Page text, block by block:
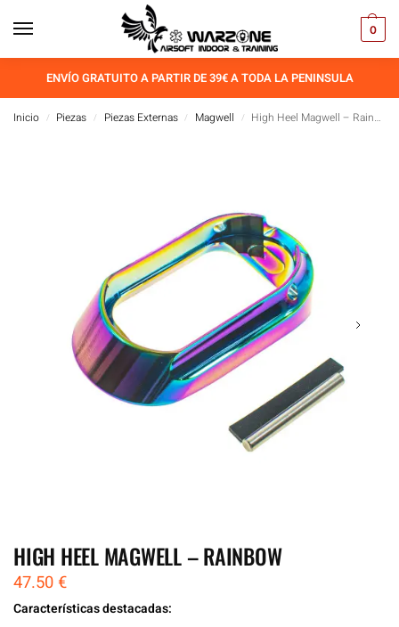
0
ENVÍO GRATUITO A PARTIR DE 39€ A TODA LA PENINSULA
Inicio / Piezas / Piezas Externas / Magwell / High Heel Magwell – Rainbow
HIGH HEEL MAGWELL – RAINBOW
47.50€
Características destacadas: